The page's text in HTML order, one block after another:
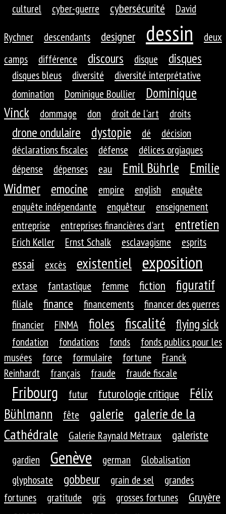
culturel
cyber-guerre cybersécurité
David
Rychner
descendants designer dessin
deux
camps
différence discours disque disques
disques bleus diversité
diversité interprétative
domination
Dominique Boullier
Dominique
Vinck
dommage don droit de l'art droits
drone ondulaire dystopie dé
décision
déclarations fiscales
défense
délices orgiaques
dépense
dépenses eau Emil Bührle
Emilie
Widmer
emocine empire english
enquête
enquête indépendante
enquêteur
enseignement
entreprise
entreprises financières d'art entretien
Erich Keller Ernst Schalk esclavagisme esprits
essai excès existentiel exposition
extase fantastique femme fiction figuratif
filiale finance financements
financer des guerres
financier
FINMA fioles fiscalité flying sick
fondation fondations fonds
fonds publics pour les
musées
force formulaire fortune
Franck
Reinhardt
français fraude fraude fiscale
Fribourg futur futurologie critique
Félix
Bühlmann
fête galerie
galerie de la
Cathédrale
Galerie Raynald Métraux galeriste
gardien Genève german
Globalisation
glyphosate
gobbeur grain de sel
grandes
fortunes
gratitude gris grosses fortunes Gruyère